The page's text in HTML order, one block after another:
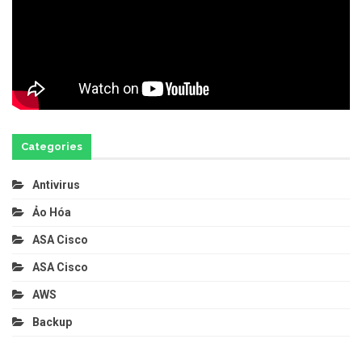
Categories
Antivirus
Ảo Hóa
ASA Cisco
ASA Cisco
AWS
Backup